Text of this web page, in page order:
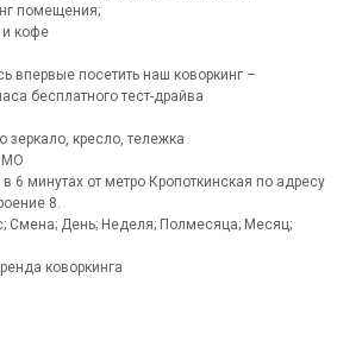
помещения;
и кофе
впервые посетить наш коворкинг –
бесплатного тест-драйва
зеркало, кресло, тележка
МО
6 минутах от метро Кропоткинская по адресу
8.
Смена; День; Неделя; Полмесяца; Месяц;
коворкинга